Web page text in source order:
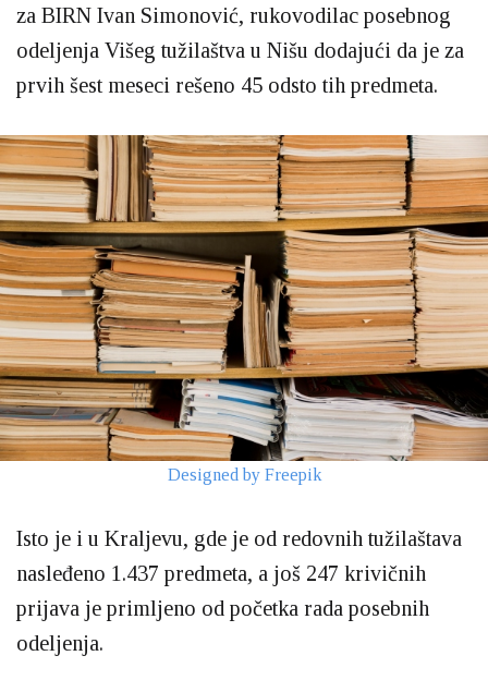
za BIRN Ivan Simonović, rukovodilac posebnog
odeljenja Višeg tužilaštva u Nišu dodajući da je za
prvih šest meseci rešeno 45 odsto tih predmeta.
Designed by Freepik
Isto je i u Kraljevu, gde je od redovnih tužilaštava
nasleđeno 1.437 predmeta, a još 247 krivičnih
prijava je primljeno od početka rada posebnih
odeljenja.